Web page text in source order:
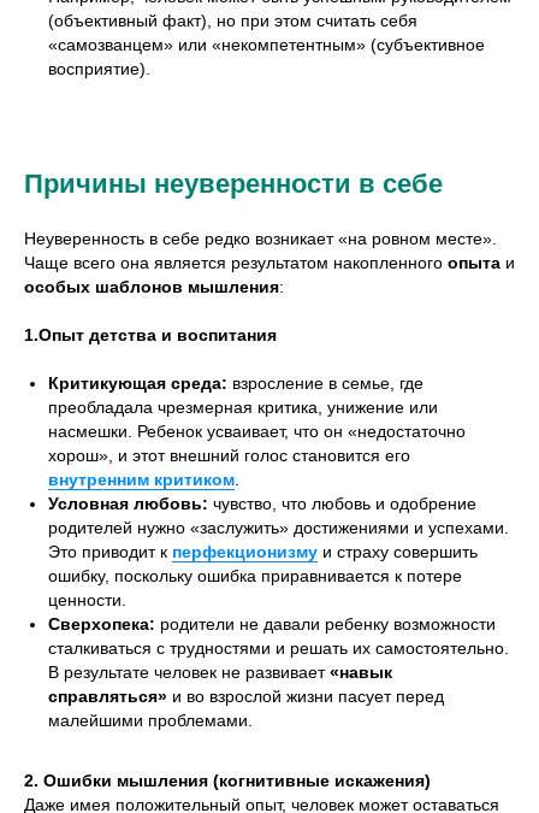
(объективный факт), но при этом считать себя
«самозванцем» или «некомпетентным» (субъективное
восприятие).
Причины неуверенности в себе
Неуверенность в себе редко возникает «на ровном месте».
Чаще всего она является результатом накопленного опыта и
особых шаблонов мышления:
1.Опыт детства и воспитания
Критикующая среда: взросление в семье, где
преобладала чрезмерная критика, унижение или
насмешки. Ребенок усваивает, что он «недостаточно
хорош», и этот внешний голос становится его
внутренним критиком
Условная любовь: чувство, что любовь и одобрение
родителей нужно «заслужить» достижениями и успехами.
Это приводит к перфекционизму и страху совершить
ошибку, поскольку ошибка приравнивается к потере
ценности.
Сверхопека: родители не давали ребенку возможности
сталкиваться с трудностями и решать их самостоятельно.
В результате человек не развивает«навык
справляться» и во взрослой жизни пасует перед
малейшими проблемами.
2. Ошибки мышления (когнитивные искажения)
Даже имея положительный опыт, человек может оставаться